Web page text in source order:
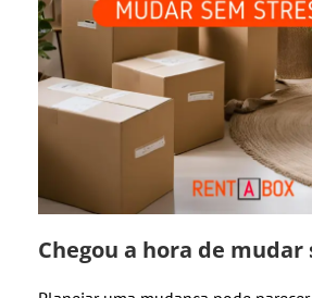
Chegou a hora de mudar